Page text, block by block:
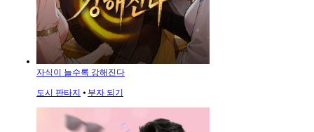
자식이 늘수록 강해진다
도시 판타지 ⦁ 부자 되기